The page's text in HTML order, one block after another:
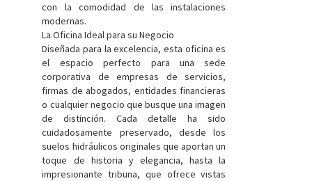
con la comodidad de las instalaciones
modernas.
La Oficina Ideal para su Negocio
Diseñada para la excelencia, esta oficina es
el espacio perfecto para una sede
corporativa de empresas de servicios,
firmas de abogados, entidades financieras
o cualquier negocio que busque una imagen
de distinción. Cada detalle ha sido
cuidadosamente preservado, desde los
suelos hidráulicos originales que aportan un
toque de historia y elegancia, hasta la
impresionante tribuna, que ofrece vistas